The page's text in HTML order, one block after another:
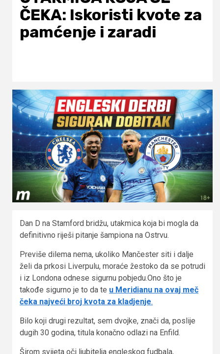
ČEKA: Iskoristi kvote za
pamćenje i zaradi
Dan D na Stamford bridžu, utakmica koja bi mogla da
definitivno riješi pitanje šampiona na Ostrvu.
Previše dilema nema, ukoliko Mančester siti i dalje
želi da prkosi Liverpulu, moraće žestoko da se potrudi
i iz Londona odnese sigurnu pobjedu.Ono što je
takođe sigurno je to da te u Meridianu na ovaj meč
čeka najveći broj kvota za kladjenje.
Bilo koji drugi rezultat, sem dvojke, znači da, poslije
dugih 30 godina, titula konačno odlazi na Enfild.
Širom svijeta oči ljubitelja engleskog fudbala,